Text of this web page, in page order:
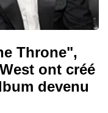
Throne",
ont créé
devenu